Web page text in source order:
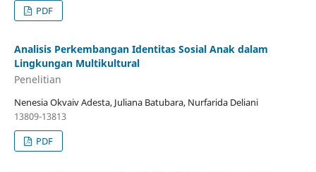
PDF
Analisis Perkembangan Identitas Sosial Anak dalam
Lingkungan Multikultural
Penelitian
Nenesia Okvaiv Adesta, Juliana Batubara, Nurfarida Deliani
13809-13813
PDF